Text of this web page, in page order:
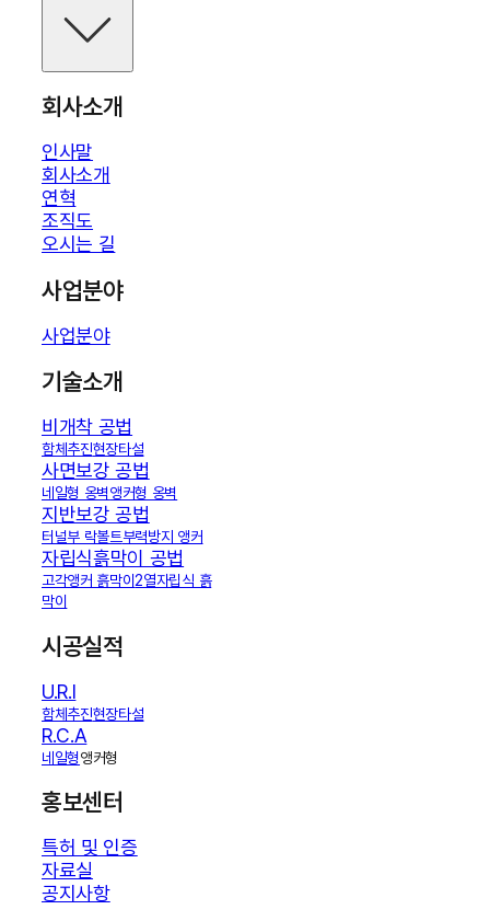
회사소개
인사말
회사소개
연혁
조직도
오시는 길
사업분야
사업분야
기술소개
비개착 공법
함체추진현장타설
사면보강 공법
네일형 옹벽앵커형 옹벽
지반보강 공법
터널부 락볼트부력방지 앵커
자립식흙막이 공법
고각앵커 흙막이2열자립식 흙
막이
시공실적
U.R.I
함체추진현장타설
R.C.A
네일형앵커형
홍보센터
특허 및 인증
자료실
공지사항